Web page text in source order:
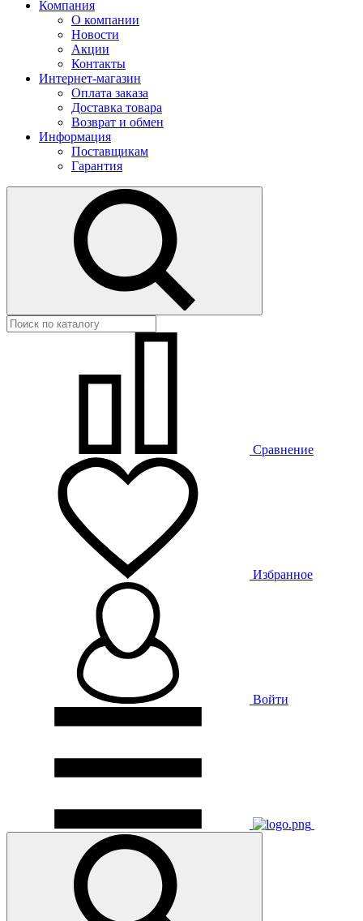
Компания
О компании
Новости
Акции
Контакты
Интернет-магазин
Оплата заказа
Доставка товара
Возврат и обмен
Информация
Поставщикам
Гарантия
Сравнение
Избранное
Войти